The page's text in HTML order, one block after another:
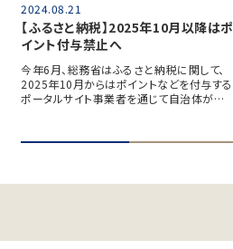
2024.08.21
【ふるさと納税】2025年10月以降はポ
イント付与禁止へ
今年6月、総務省はふるさと納税に関して、
2025年10月からはポイントなどを付与する
ポータルサイト事業者を通じて自治体が…